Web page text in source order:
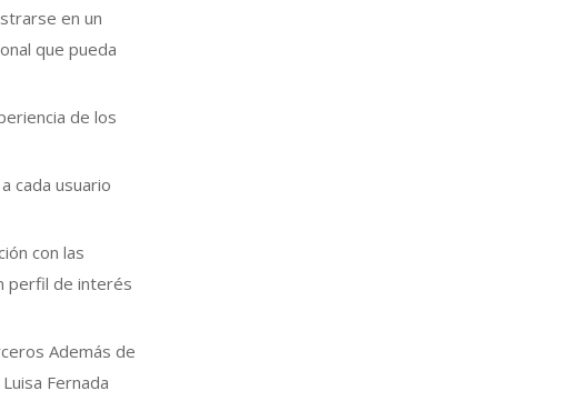
en un
que pueda
de los
cada usuario
con las
perfil de interés
Además de
Fernada